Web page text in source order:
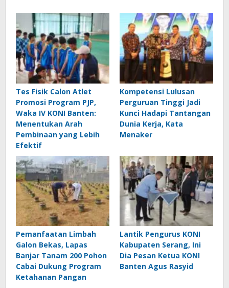
Tes Fisik Calon Atlet
Promosi Program PJP,
Waka IV KONI Banten:
Menentukan Arah
Pembinaan yang Lebih
Efektif
Kompetensi Lulusan
Perguruan Tinggi Jadi
Kunci Hadapi Tantangan
Dunia Kerja, Kata
Menaker
Pemanfaatan Limbah
Galon Bekas, Lapas
Banjar Tanam 200 Pohon
Cabai Dukung Program
Ketahanan Pangan
Lantik Pengurus KONI
Kabupaten Serang, Ini
Dia Pesan Ketua KONI
Banten Agus Rasyid